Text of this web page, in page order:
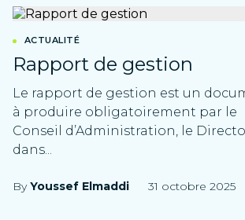
ACTUALITÉ
Rapport de gestion
Le rapport de gestion est un
à produire obligatoirement par le
Conseil d’Administration, le
dans...
ByYoussef Elmaddi 31 octobre 2025